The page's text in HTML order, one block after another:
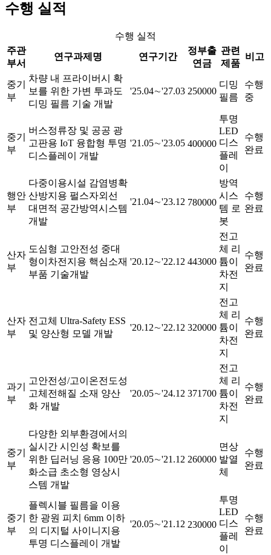
수행 실적
수행 실적
주관
부서
연구과제명 연구기간
정부출
연금
관련
제품
비고
중기
부
차량 내 프라이버시 확
보를 위한 가변 투과도
디밍 필름 기술 개발
'25.04∼'27.03 250000
디밍
필름
수행
중
중기
부
버스정류장 및 공공 광
고판용 IoT 융합형 투명
디스플레이 개발
'21.05∼'23.05 400000
투명
LED
디스
플레
이
수행
완료
행안
부
다중이용시설 감염병확
산방지용 펄스자외선
대면적 공간방역시스템
개발
'21.04∼'23.12 780000
방역
시스
템 로
봇
수행
완료
산자
부
도심형 고안전성 중대
형이차전지용 핵심소재
부품 기술개발
'20.12∼'22.12 443000
전고
체 리
튬이
차전
지
수행
완료
산자
부
전고체 Ultra-Safety ESS
및 양산형 모델 개발
'20.12∼'22.12 320000
전고
체 리
튬이
차전
지
수행
완료
과기
부
고안전성/고이온전도성
고체전해질 소재 양산
화 개발
'20.05∼'24.12 371700
전고
체 리
튬이
차전
지
수행
완료
중기
부
다양한 외부환경에서의
실시간 시인성 확보를
위한 딥러닝 응용 100만
화소급 초소형 영상시
스템 개발
'20.05∼'21.12 260000
면상
발열
체
수행
완료
중기
부
플렉시블 필름을 이용
한 광원 피치 6mm 이하
의 디지털 사이니지용
투명 디스플레이 개발
'20.05∼'21.12 230000
투명
LED
디스
플레
이
수행
완료